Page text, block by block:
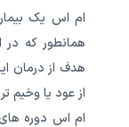
ام اس یک
هدف از درمان
از عود یا وخیم
ام اس دوره